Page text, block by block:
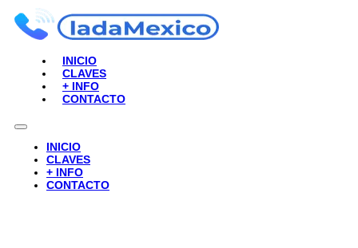
INICIO
CLAVES
+ INFO
CONTACTO
INICIO
CLAVES
+ INFO
CONTACTO